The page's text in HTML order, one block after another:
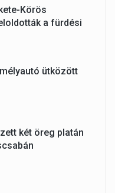
Körös
a fürdési
ütközött
két öreg platán